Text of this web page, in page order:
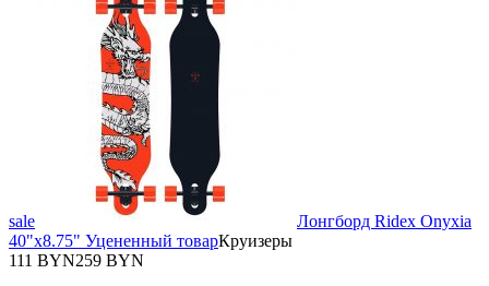
sale
Лонгборд Ridex Onyxia
40"х8.75" Уцененный товарКруизеры
111 BYN259 BYN